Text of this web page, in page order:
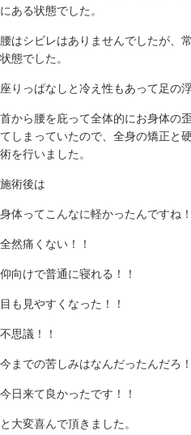
にある状態でした。
腰はシビレはありませんでしたが、
状態でした。
座りっぱなしと冷え性もあって足の
首から腰を庇って全体的にお身体の
てしまっていたので、全身の矯正と
術を行いました。
施術後は
身体ってこんなに軽かったんですね！
全然痛くない！！
仰向けで普通に寝れる！！
目も見やすくなった！！
不思議！！
今までの苦しみはなんだったんだろ！
今日来て良かったです！！
と大変喜んで頂きました。